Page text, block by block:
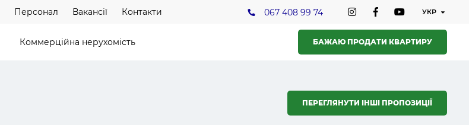
Персонал Вакансії Контакти 067 408 99 74
Коммерційна нерухомість БАЖАЮ ПРОДАТИ КВАРТИРУ
ПЕРЕГЛЯНУТИ ІНШІ ПРОПОЗИЦІЇ